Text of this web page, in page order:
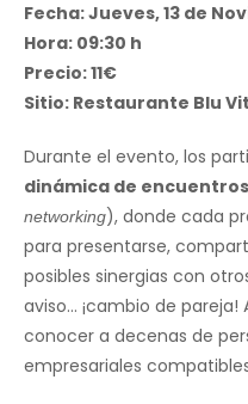
Fecha: Jueves, 13 de
Hora: 09:30 h
Precio: 11€
Sitio: Restaurante Blu
Durante el evento, los
dinámica de
networking), donde cada
para presentarse,
posibles sinergias con
aviso… ¡cambio de
conocer a decenas de
empresariales